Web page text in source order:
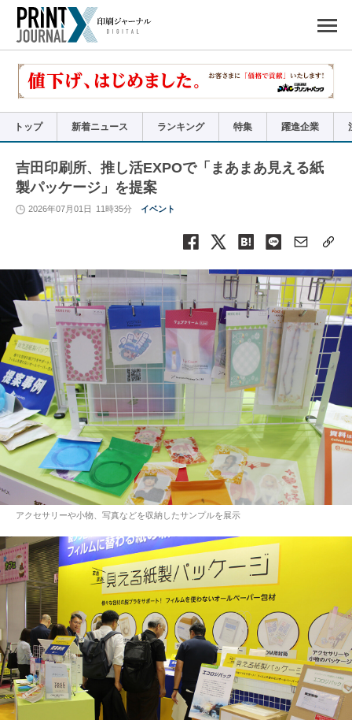
で
リ
トップ 新着ニュース ランキング 特集 躍進企業
吉田印刷所、推し活EXPOで「まあまあ見える紙
製パッケージ」を提案
2026年07月01日 11時35分 イベント
アクセサリーや小物、写真などを収納したサンプルを展示